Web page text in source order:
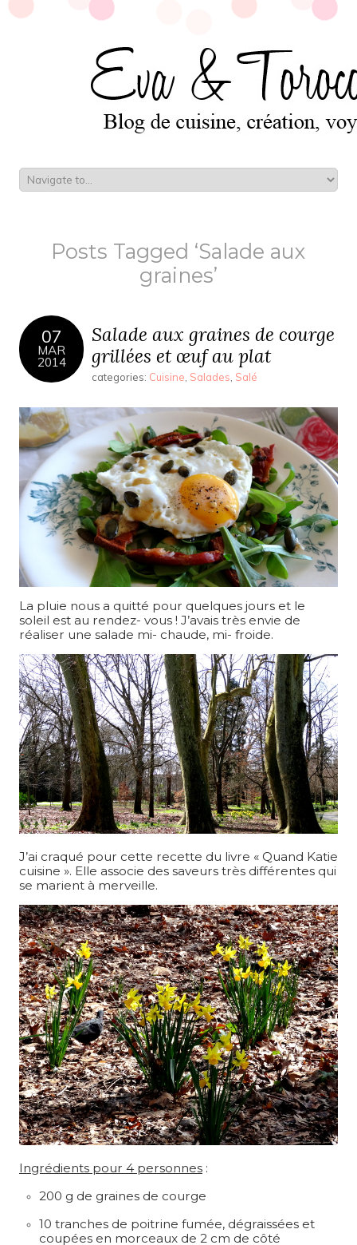
Posts Tagged ‘Salade aux
graines’
07
MAR
2014
Salade aux graines de courge
grillées et œuf au plat
categories: Cuisine Salades Salé
La pluie nous a quitté pour quelques jours et le
soleil est au rendez- vous ! J’avais très envie de
réaliser une salade mi- chaude, mi- froide.
J’ai craqué pour cette recette du livre « Quand Katie
cuisine ». Elle associe des saveurs très différentes qui
se marient à merveille.
Ingrédients pour 4 personnes :
200 g de graines de courge
10 tranches de poitrine fumée, dégraissées et
coupées en morceaux de 2 cm de côté